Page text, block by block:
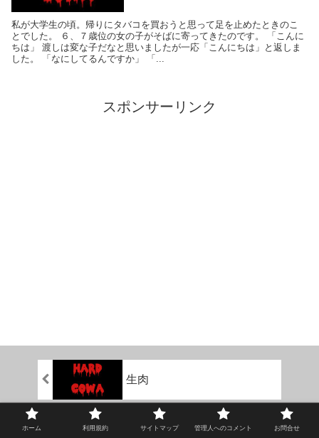
私が大学生の頃。帰りにタバコを買おうと思って足を止めたときのこ
とでした。 ６、７歳位の女の子がそばに寄ってきたのです。 「こんに
ちは」 渡しは変な子だなと思いましたが一応「こんにちは」と返しま
した。 「なにしてるんですか」 「...
スポンサーリンク
生肉
海亀のスープ
ホーム 利用規約 サイトマップ 管理人へのコメント お問合せ